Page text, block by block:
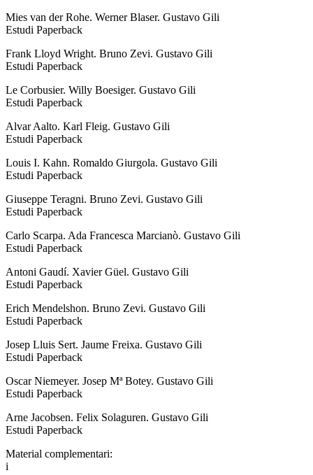
Mies van der Rohe. Werner Blaser. Gustavo Gili
Estudi Paperback
Frank Lloyd Wright. Bruno Zevi. Gustavo Gili
Estudi Paperback
Le Corbusier. Willy Boesiger. Gustavo Gili
Estudi Paperback
Alvar Aalto. Karl Fleig. Gustavo Gili
Estudi Paperback
Louis I. Kahn. Romaldo Giurgola. Gustavo Gili
Estudi Paperback
Giuseppe Teragni. Bruno Zevi. Gustavo Gili
Estudi Paperback
Carlo Scarpa. Ada Francesca Marcianò. Gustavo Gili
Estudi Paperback
Antoni Gaudí. Xavier Güel. Gustavo Gili
Estudi Paperback
Erich Mendelshon. Bruno Zevi. Gustavo Gili
Estudi Paperback
Josep Lluis Sert. Jaume Freixa. Gustavo Gili
Estudi Paperback
Oscar Niemeyer. Josep Mª Botey. Gustavo Gili
Estudi Paperback
Arne Jacobsen. Felix Solaguren. Gustavo Gili
Estudi Paperback
Material complementari:
i